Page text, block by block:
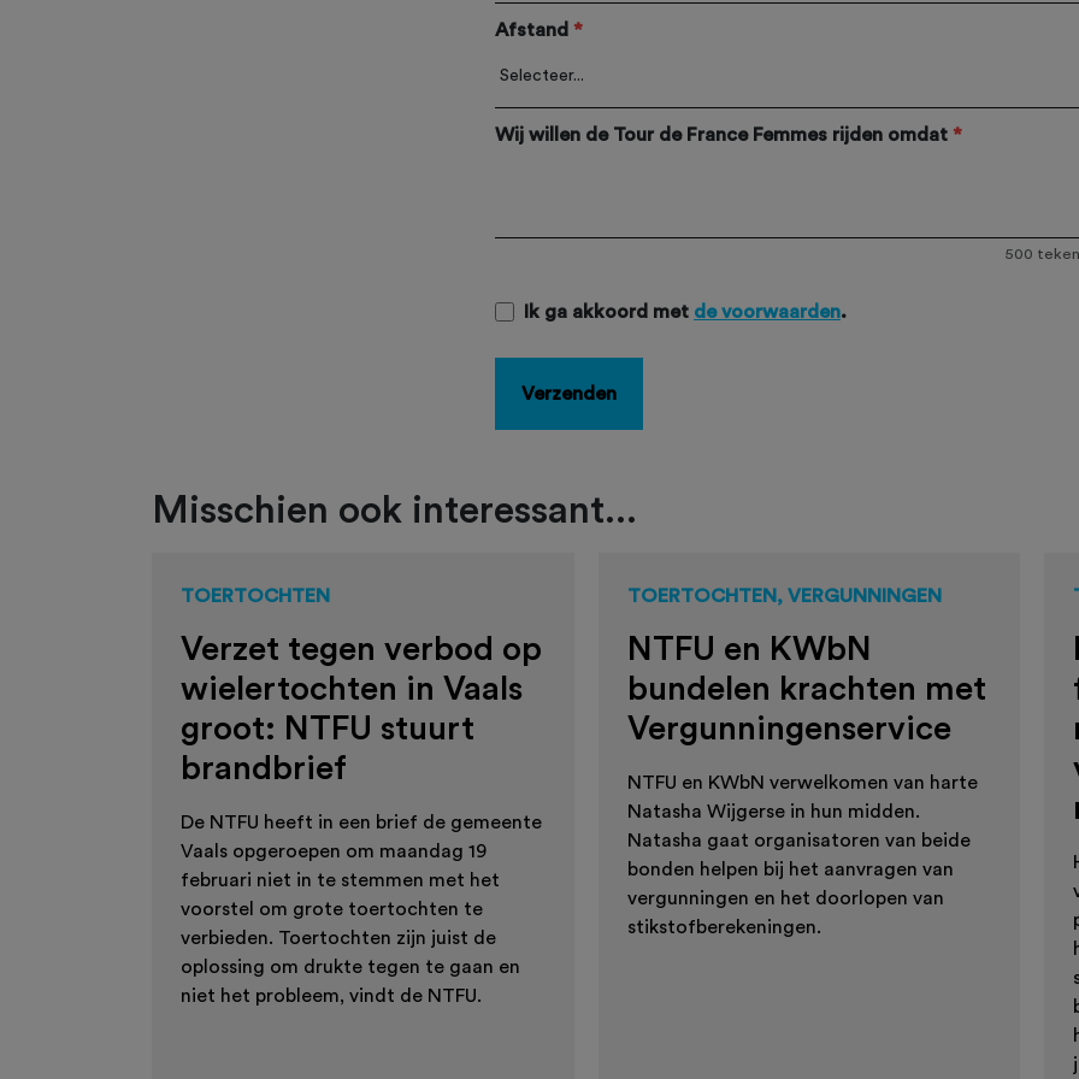
Afstand *
Wij willen de Tour de France Femmes rijden omdat *
500
Ik ga akkoord met de voorwaarden.
Verzenden
Misschien ook interessant...
TOERTOCHTEN
Verzet tegen verbod op
wielertochten in Vaals
groot: NTFU stuurt
brandbrief
De NTFU heeft in een brief de gemeente
Vaals opgeroepen om maandag 19
februari niet in te stemmen met het
voorstel om grote toertochten te
verbieden. Toertochten zijn juist de
oplossing om drukte tegen te gaan en
niet het probleem, vindt de NTFU.
TOERTOCHTEN, VERGUNNINGEN
NTFU en KWbN
bundelen krachten met
Vergunningenservice
NTFU en KWbN verwelkomen van harte
Natasha Wijgerse in hun midden.
Natasha gaat organisatoren van beide
bonden helpen bij het aanvragen van
vergunningen en het doorlopen van
stikstofberekeningen.